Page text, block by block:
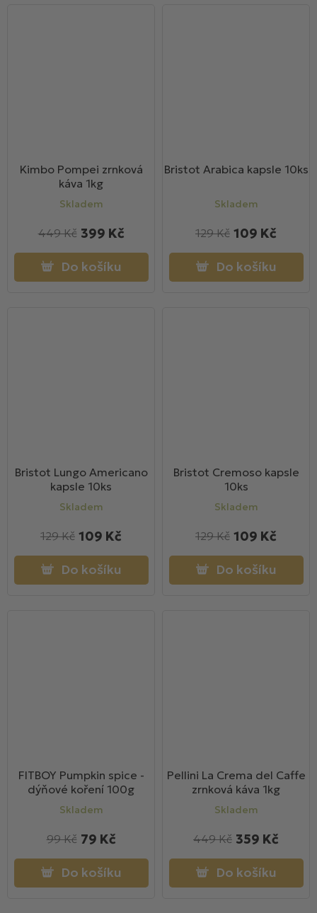
Kimbo Pompei zrnková
káva 1kg
Skladem
399 Kč
449 Kč
Do košíku
Bristot Arabica kapsle 10ks
Skladem
109 Kč
129 Kč
Do košíku
Bristot Lungo Americano
kapsle 10ks
Skladem
109 Kč
129 Kč
Do košíku
Bristot Cremoso kapsle
10ks
Skladem
109 Kč
129 Kč
Do košíku
FITBOY Pumpkin spice -
dýňové koření 100g
Skladem
79 Kč
99 Kč
Do košíku
Pellini La Crema del Caffe
zrnková káva 1kg
Skladem
359 Kč
449 Kč
Do košíku